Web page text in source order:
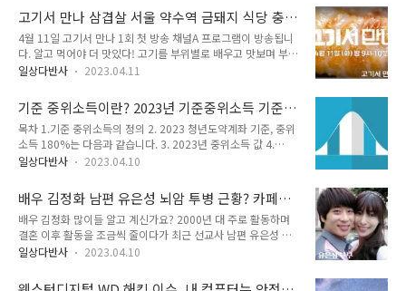
두 부부의 이야기도 많이 소개되었죠. 먼저 사귀자고 한 것은 아
내 야노 시호, 그리고 아기를..
와 달리 남자배구는 사실 방송도 잘 안 해서 뉴스로만 가끔 접할
뿐입니다. 그런데 재작년쯤인가 우연히 알게 된 선수가 있는데
바로 배구선수 한성정 선수입니다. 뉴스도 아닌 커뮤니티에서 알
게 된 것은 어느 배구팬에 대한 이야기였습니다. 왜소증을 앓고
있는 어느 한 아저씨가 열성 배구팬으로서 배구 경기장을 찾는다
정 아버지라고 합니다. 한성정 아빠는 130대의 키로 195cm의
아들에 비하면 허리까지밖에 ..
고기서 만나 삼겹살 서울 약수역 금돼지 식당 충
청삼겹 위치 어디? 예약 방법
4월 11일 고기서 만나 1회 첫 방송 채널A 프로그램이 방송됩니
다. 알고 먹어야 더 맛있다! 고기를 부위별로 배우고 맛보며 부위
별 최고의 고기를 찾아 떠나는 프로그램이라는 소개가 있습니다.
랑하는 음식 삼겹살! 삼겹살이 나옵니다. 고기서 만나 출연진은
1회의 주인공 삼겹살을 찾아 어디로, 어느 식당으로 갔을까요?
바로 약수역 금돼지식당(미쉐린(미슐랭) 가이드 서울 2023)으
로 고기서 만나 출연진 강호동 김호영 송소희가 찾아갔습니다.
금돼지 식당은 강민경 맛집으로도 알려진 곳이기도 합니다. 그리
겹이 나왔습니다. 샤로수길에 위치한 충청삼겹 어떤 매력으로 서
울대학교 학생들을 붙잡았을까요..
일상다반사 2023.04.11
기준 중위소득이란? 2023년 기준중위소득 기준중
위소득 180 보건복지부
목차 1.기준 중위소득의 정의 2. 2023 청년도약계좌 기준, 중위
소득 180%는 다음과 같습니다. 3. 2023년 중위소득 값 4.
Noblesse Obloge 기준 중위소득의 정의 기준 중위소득이란 국
복지부장관이 급여의 기준 등에 활용하기 위하여 중앙생활보장
위원회의 심의, 의결을 거쳐 고시하는 국민 가구소득의 중위값을
말합니다. 즉, 대한민국 국민의 총 가구의 소득을 조사하여 정확
히 중앙에 있는 값이 중위소득입니다. 이 값에 따라 생계급여 수
급자, 의료급여 수급자, 주거급여 수급자, 교육급여 수급자 대상
들어, 중위소득 180% 이하와 같은 조건이 붙습니다. 코로나 격
일상다반사 2023.04.10
배우 김정화 남편 유은성 뇌암 투병 근황? 카페
프로필 나이 작품 논란
배우 김정화 많이들 알고 계신가요? 2000년 대 주로 활동하며
결혼 이후 활동을 조금씩 줄이다가 최근 선교사 남편 유은성 씨
의 뇌암 투병 근황을 알려왔습니다. 가수 이승환의 곡 '그대가 그
MBC 시트콤 뉴 논스톱에 출연하며 인지도를 쌓아 다방면으로
일상다반사 2023.04.10